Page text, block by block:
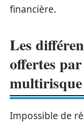
financière.
Les
offertes
Impossible de